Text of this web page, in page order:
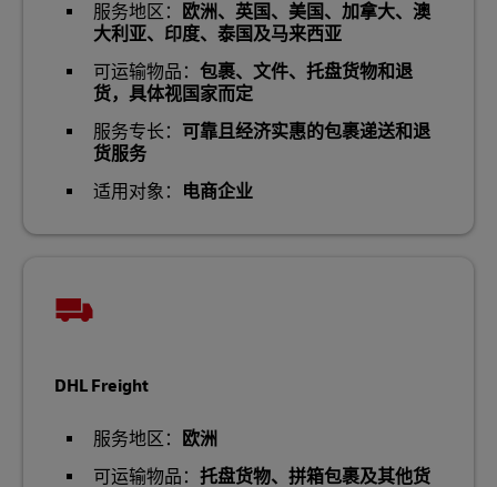
服务地区：
欧洲、英国、美国、加拿大、澳
大利亚、印度、泰国及马来西亚
可运输物品： 包裹、文件、托盘货物和退
货，具体视国家而定
服务专长： 可靠且经济实惠的包裹递送和退
货服务
适用对象： 电商企业
DHL Freight
服务地区：
欧洲
可运输物品： 托盘货物、拼箱包裹及其他货